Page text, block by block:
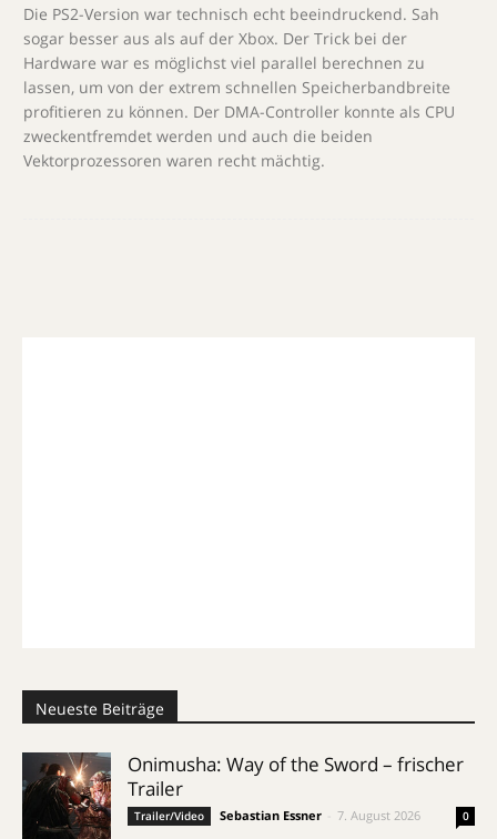
Die PS2-Version war technisch echt beeindruckend. Sah
sogar besser aus als auf der Xbox. Der Trick bei der
Hardware war es möglichst viel parallel berechnen zu
lassen, um von der extrem schnellen Speicherbandbreite
profitieren zu können. Der DMA-Controller konnte als CPU
zweckentfremdet werden und auch die beiden
Vektorprozessoren waren recht mächtig.
Neueste Beiträge
Onimusha: Way of the Sword – frischer
Trailer
Trailer/Video Sebastian Essner 7. August 2026 0